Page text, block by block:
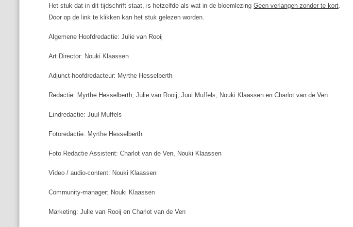
Het stuk dat in dit tijdschrift staat, is hetzelfde als wat in de bloemlezingGeen verlangen zonder te kort.
Door op de link te klikken kan het stuk gelezen worden.
Algemene Hoofdredactie: Julie van Rooij
Art Director: Nouki Klaassen
Adjunct-hoofdredacteur: Myrthe Hesselberth
Redactie: Myrthe Hesselberth, Julie van Rooij, Juul Muffels, Nouki Klaassen en Charlot van de Ven
Eindredactie: Juul Muffels
Fotoredactie: Myrthe Hesselberth
Foto Redactie Assistent: Charlot van de Ven, Nouki Klaassen
Video / audio-content: Nouki Klaassen
Community-manager: Nouki Klaassen
Marketing: Julie van Rooij en Charlot van de Ven